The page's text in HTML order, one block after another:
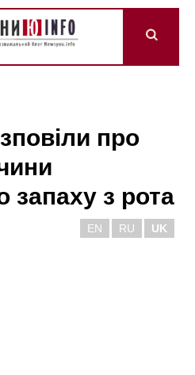
про
запаху з рота
EN RU UK